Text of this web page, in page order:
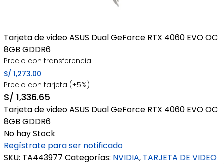
Tarjeta de video ASUS Dual GeForce RTX 4060 EVO OC
8GB GDDR6
Precio con transferencia
S/ 1,273.00
Precio con tarjeta (+5%)
S/ 1,336.65
Tarjeta de video ASUS Dual GeForce RTX 4060 EVO OC
8GB GDDR6
No hay Stock
Regístrate para ser notificado
SKU: TA443977 Categorías: NVIDIA, TARJETA DE VIDEO